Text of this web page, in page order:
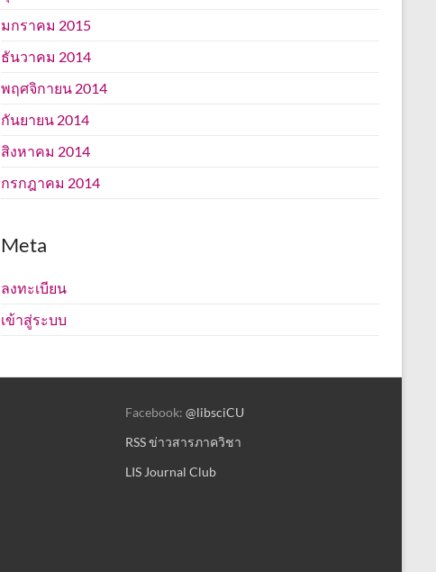
มกราคม 2015
ธันวาคม 2014
พฤศจิกายน 2014
กันยายน 2014
สิงหาคม 2014
กรกฎาคม 2014
Meta
ลงทะเบียน
เข้าสู่ระบบ
Facebook: @libsciCU
RSS ข่าวสารภาควิชา
LIS Journal Club